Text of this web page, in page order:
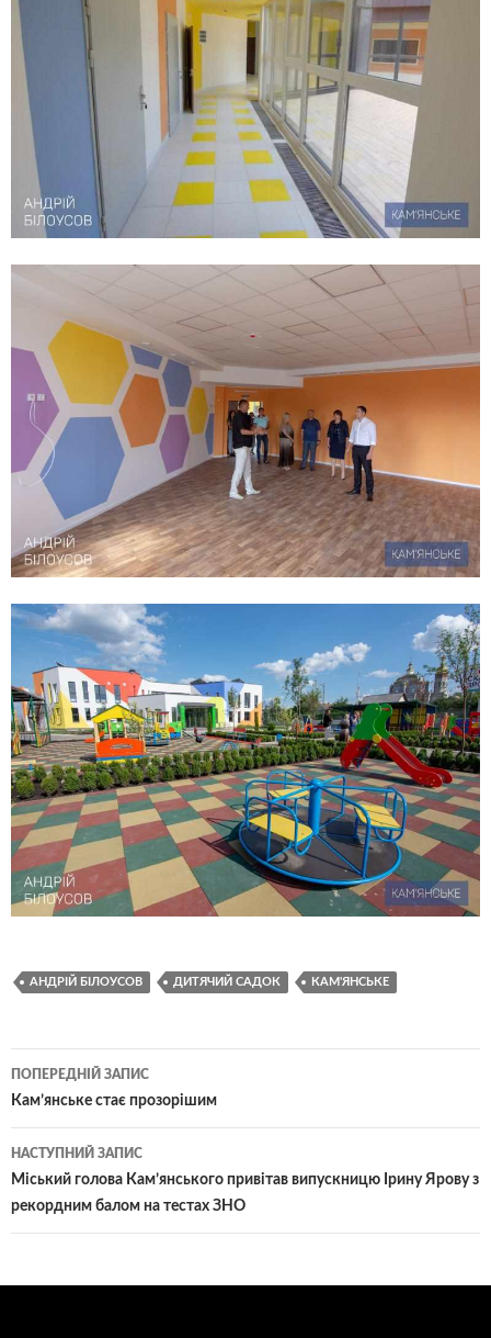
АНДРІЙ БІЛОУСОВ ДИТЯЧИЙ САДОК КАМ'ЯНСЬКЕ
Навігація
по
записам
ПОПЕРЕДНІЙ ЗАПИС
Кам’янське стає прозорішим
НАСТУПНИЙ ЗАПИС
Міський голова Кам’янського привітав випускницю Ірину Ярову з
рекордним балом на тестах ЗНО